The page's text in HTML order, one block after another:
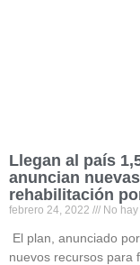
Llegan al país
anuncian
rehabilitación
febrero 24, 2022 No
El plan, anunciado
nuevos recursos para